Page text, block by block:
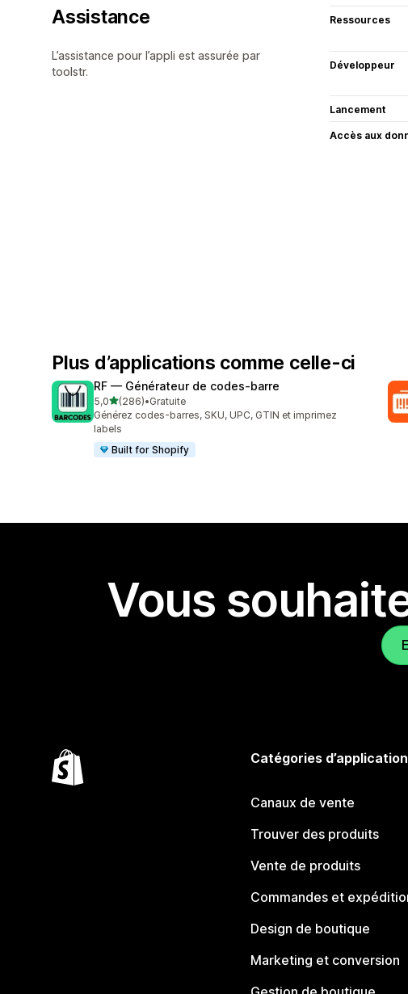
Assistance
L’assistance pour l’appli est assurée par
toolstr.
Ressources
Développeur
Lancement
Accès aux
Plus d’applications comme celle-ci
RF — Générateur de codes‑barre
5,0étoile(s) sur 5
(286)
286 avis au total
•Gratuite
Générez codes-barres, SKU, UPC, GTIN et imprimez
labels
Built for Shopify
Vous
Catégories
Canaux de vente
Trouver des produits
Vente de produits
Commandes et
Design de boutique
Marketing et conversion